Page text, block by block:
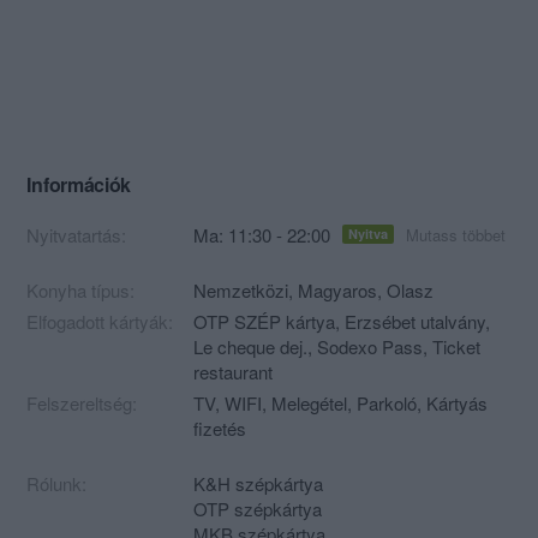
Információk
Nyitvatartás: Ma: 11:30 - 22:00 Nyitva Mutass többet
Konyha típus: Nemzetközi, Magyaros, Olasz
Elfogadott kártyák:
OTP SZÉP kártya, Erzsébet utalvány,
Le cheque dej., Sodexo Pass, Ticket
restaurant
Felszereltség:
TV, WIFI, Melegétel, Parkoló, Kártyás
fizetés
Rólunk:
K&H szépkártya
OTP szépkártya